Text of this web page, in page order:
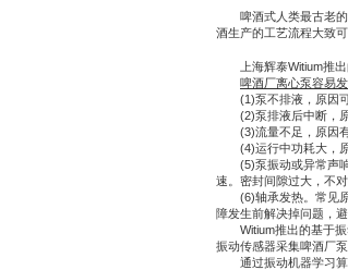
啤酒式人类最古老的
酒生产的工艺流程大致
上海辉泰Witium推出
啤酒厂离心泵容易
(1)泵不排液，原因可
(2)泵排液后中断，原
(3)流量不足，原因有
(4)运行中功耗大，原
(5)泵振动或异常声响
速。密封间隙过大，不
(6)轴承发热。常见原
障发生前解决掉问题，
Witium推出的基于振
振动传感器采集啤酒厂
通过振动机器学习算